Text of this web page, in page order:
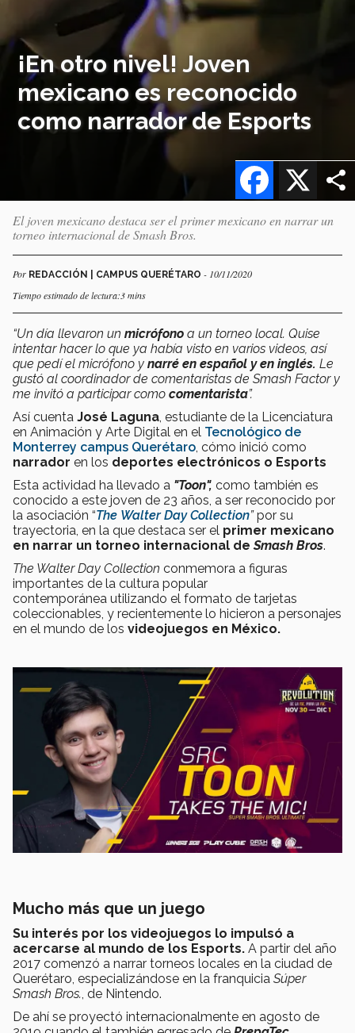
¡En otro nivel! Joven
mexicano es reconocido
como narrador de Esports
X
Facebook
El joven mexicano destaca ser el primer mexicano en narrar un
torneo internacional de Smash Bros.
Por REDACCIÓN | CAMPUS QUERÉTARO - 10/11/2020
Tiempo estimado de lectura:3 mins
“Un día llevaron un micrófono a un torneo local. Quise
intentar hacer lo que ya había visto en varios videos, así
que pedí el micrófono y narré en español y en inglés. Le
gustó al coordinador de comentaristas de Smash Factor y
me invitó a participar como comentarista”.
Así cuenta José Laguna , estudiante de la Licenciatura
en Animación y Arte Digital en el Tecnológico de
Monterrey campus Querétaro , cómo inició como
narrador en los deportes electrónicos o Esports
Esta actividad ha llevado a "Toon", como también es
conocido a este joven de 23 años, a ser reconocido por
la asociación “The Walter Day Collection”por su
trayectoria, en la que destaca ser el primer mexicano
en narrar un torneo internacional deSmash Bros.
The Walter Day Collection conmemora a figuras
importantes de la cultura popular
contemporánea utilizando el formato de tarjetas
coleccionables, y recientemente lo hicieron a personajes
en el mundo de los videojuegos en México.
Mucho más que un juego
Su interés por los videojuegos lo impulsó a
acercarse al mundo de los Esports. A partir del año
2017 comenzó a narrar torneos locales en la ciudad de
Querétaro, especializándose en la franquicia Súper
Smash Bros. , de Nintendo.
De ahí se proyectó internacionalmente en agosto de